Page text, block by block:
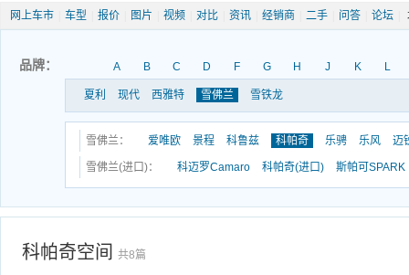
网上车市 车型 报价 图片 视频 对比 资讯 经销商 二手 问答 论坛
品牌： A B C D F G H J K L
夏利 现代 西雅特 雪佛兰 雪铁龙
雪佛兰： 爱唯欧 景程 科鲁兹 科帕奇 乐骋 乐风 迈
雪佛兰(进口)： 科迈罗Camaro 科帕奇(进口) 斯帕可SPARK
科帕奇空间 共8篇